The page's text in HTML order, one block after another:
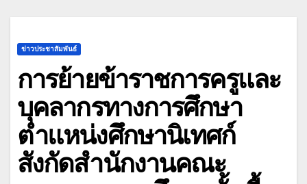
ข่าวประชาสัมพันธ์
การย้ายข้าราชการครูและ
บุคลากรทางการศึกษา
ตำแหน่งศึกษานิเทศก์
สังกัดสำนักงานคณะ